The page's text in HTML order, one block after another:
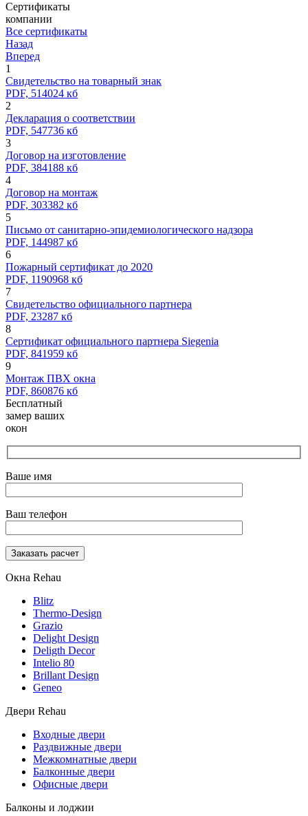
Сертификаты
компании
Все сертификаты
Назад
Вперед
1
Свидетельство на товарный знак
PDF, 514024 кб
2
Декларация о соответствии
PDF, 547736 кб
3
Договор на изготовление
PDF, 384188 кб
4
Договор на монтаж
PDF, 303382 кб
5
Письмо от санитарно-эпидемиологического надзора
PDF, 144987 кб
6
Пожарный сертификат до 2020
PDF, 1190968 кб
7
Свидетельство официального партнера
PDF, 23287 кб
8
Сертификат официального партнера Siegenia
PDF, 841959 кб
9
Монтаж ПВХ окна
PDF, 860876 кб
Бесплатный
замер ваших
окон
Ваше имя
Ваш телефон
Окна Rehau
Blitz
Thermo-Design
Grazio
Delight Design
Deligth Decor
Intelio 80
Brillant Design
Geneo
Двери Rehau
Входные двери
Раздвижные двери
Межкомнатные двери
Балконные двери
Офисные двери
Балконы и лоджии